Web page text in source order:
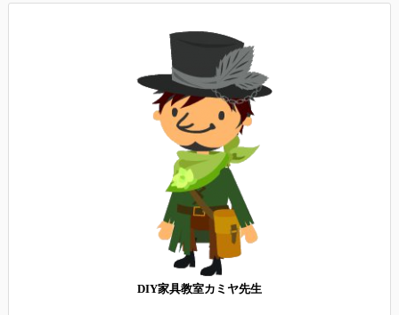
DIY家具教室カミヤ先生